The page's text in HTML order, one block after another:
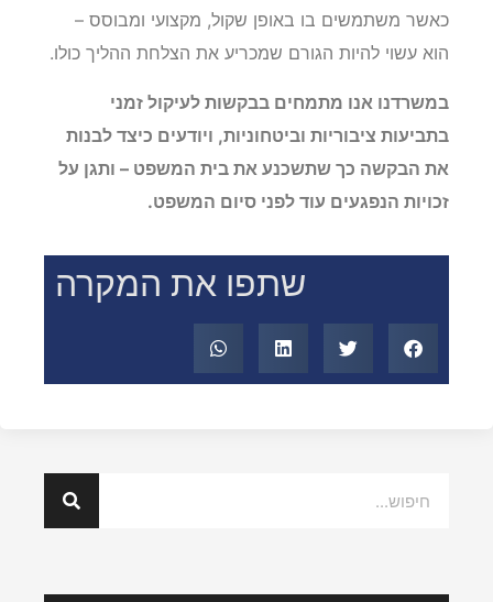
כאשר משתמשים בו באופן שקול, מקצועי ומבוסס –
הוא עשוי להיות הגורם שמכריע את הצלחת ההליך כולו.
במשרדנו אנו מתמחים בבקשות לעיקול זמני
בתביעות ציבוריות וביטחוניות, ויודעים כיצד לבנות
את הבקשה כך שתשכנע את בית המשפט – ותגן על
זכויות הנפגעים עוד לפני סיום המשפט.
שתפו את המקרה